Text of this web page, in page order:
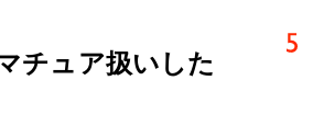
チュア扱いした